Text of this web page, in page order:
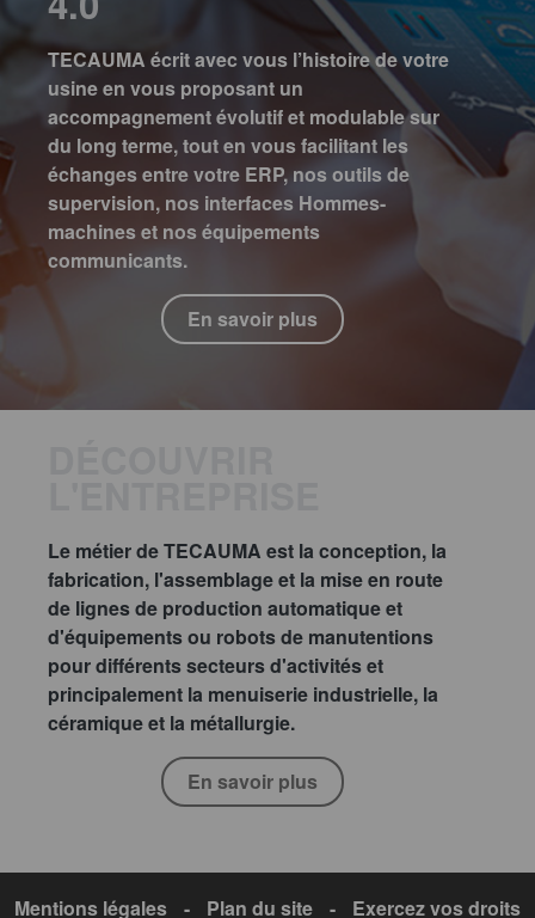
TECAUMA écrit avec vous l’histoire de votre
usine en vous proposant un
accompagnement évolutif et modulable sur
du long terme, tout en vous facilitant les
échanges entre votre ERP, nos outils de
supervision, nos interfaces Hommes-
machines et nos équipements
communicants.
En savoir plus
Le métier de TECAUMA est la conception, la
fabrication, l'assemblage et la mise en route
de lignes de production automatique et
d'équipements ou robots de manutentions
pour différents secteurs d'activités et
principalement la menuiserie industrielle, la
céramique et la métallurgie.
En savoir plus
Mentions légales - Plan du site - Exercez vos droits